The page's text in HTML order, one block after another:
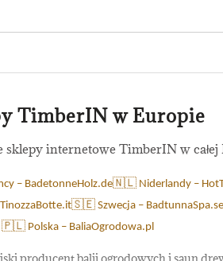
TimberIN w Europie
sklepy internetowe TimberIN w całej
– BadetonneHolz.de🇳🇱 Niderlandy –
🇸🇪 Szwecja – BadtunnaSpa.se
🇵🇱 Polska – BaliaOgrodowa.pl